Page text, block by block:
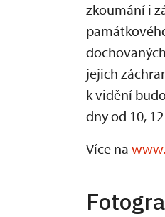
zkoumání i
jejich
k vidění
dny od 10,
Více na